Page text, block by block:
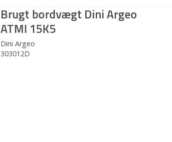
Brugt bordvægt Dini Argeo
ATMI 15K5
Dini Argeo
303012D